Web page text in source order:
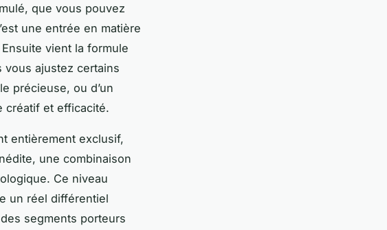
que vous pouvez
une entrée en matière
vient la formule
vous ajustez certains
précieuse, ou d’un
créatif et efficacité.
entièrement exclusif,
une combinaison
Ce niveau
un réel différentiel
segments porteurs